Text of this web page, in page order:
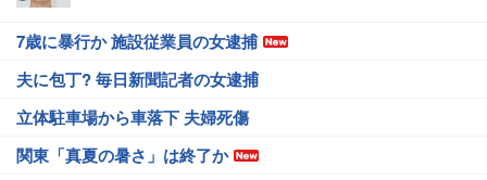
7歳に暴行か 施設従業員の女逮捕
夫に包丁? 毎日新聞記者の女逮捕
立体駐車場から車落下 夫婦死傷
関東「真夏の暑さ」は終了か